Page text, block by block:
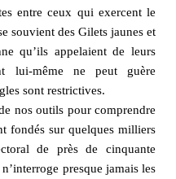
entre ceux qui exercent le
souvient des Gilets jaunes et
qu’ils appelaient de leurs
lui-même ne peut guère
sont restrictives.
nos outils pour comprendre
fondés sur quelques milliers
de près de cinquante
presque jamais les